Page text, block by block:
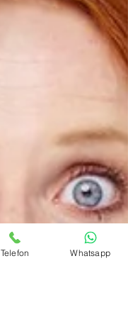
Telefon Whatsapp